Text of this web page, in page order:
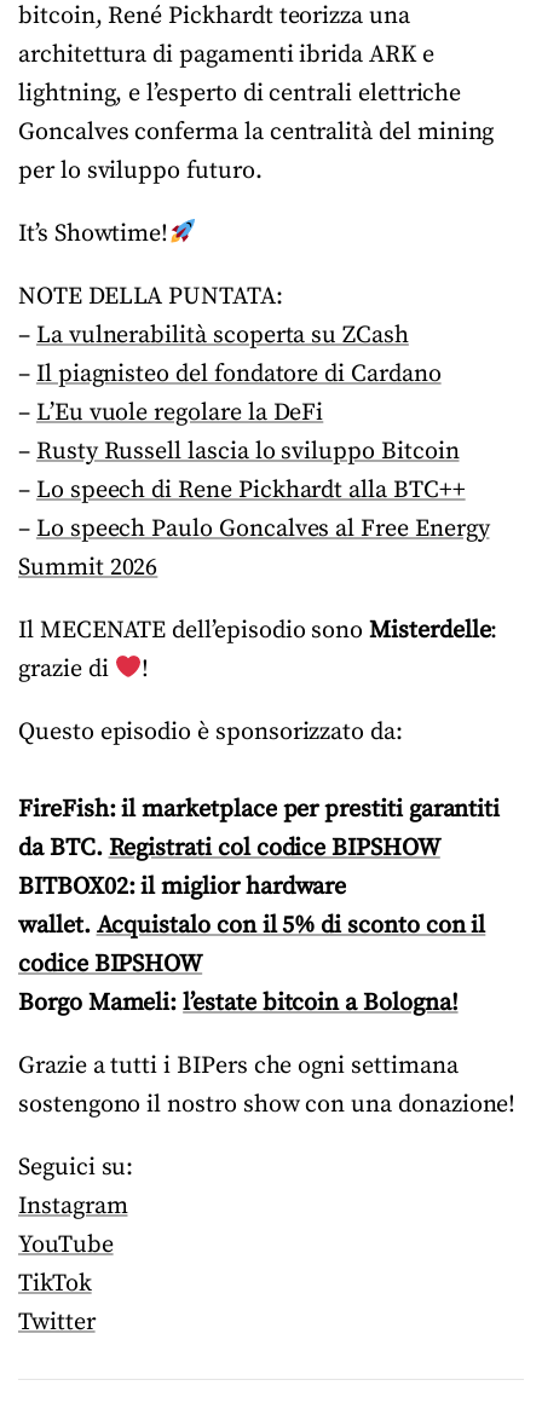
bitcoin, René Pickhardt teorizza una
architettura di pagamenti ibrida ARK e
lightning, e l’esperto di centrali elettriche
Goncalves conferma la centralità del mining
per lo sviluppo futuro.
It’s Showtime!
NOTE DELLA PUNTATA:
– La vulnerabilità scoperta su ZCash
– Il piagnisteo del fondatore di Cardano
– L’Eu vuole regolare la DeFi
– Rusty Russell lascia lo sviluppo Bitcoin
– Lo speech di Rene Pickhardt alla BTC++
– Lo speech Paulo Goncalves al Free Energy
Summit 2026
Il MECENATE dell’episodio sonoMisterdelle:
grazie di
!
Questo episodio è sponsorizzato da:
FireFish: il marketplace per prestiti garantiti
da BTC.Registrati col codice BIPSHOW
BITBOX02: il miglior hardware
wallet.Acquistalo con il 5% di sconto con il
codice BIPSHOW
Borgo Mameli:l’estate bitcoin a Bologna!
Grazie a tutti i BIPers che ogni settimana
sostengono il nostro show con una donazione!
Seguici su:
Instagram
YouTube
TikTok
Twitter